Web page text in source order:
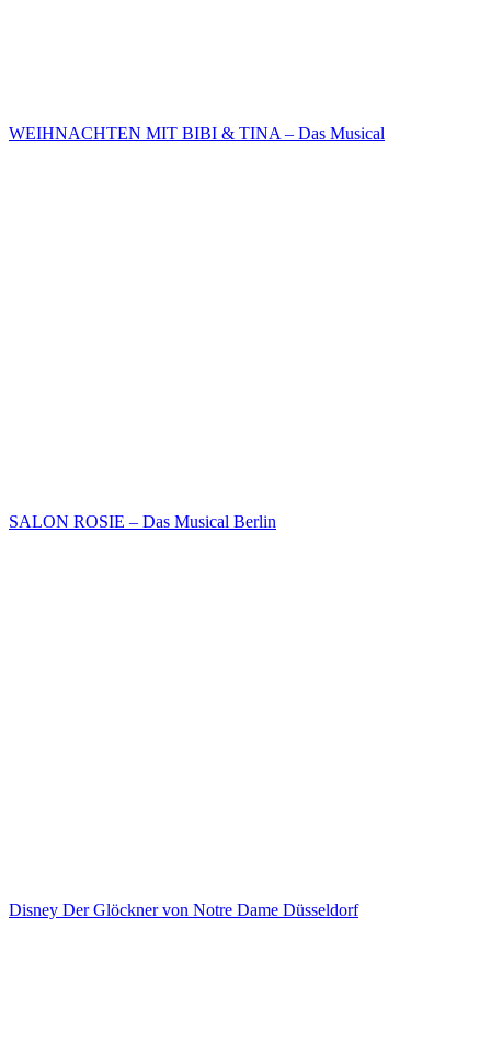
WEIHNACHTEN MIT BIBI & TINA – Das Musical
SALON ROSIE – Das Musical Berlin
Disney Der Glöckner von Notre Dame Düsseldorf